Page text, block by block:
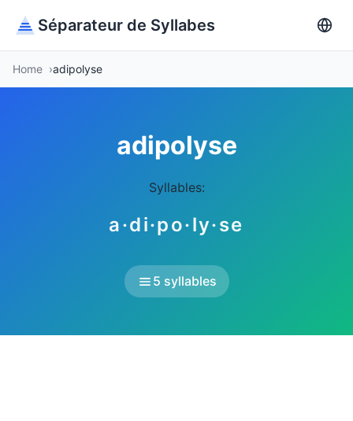
Séparateur de Syllabes
Home adipolyse
adipolyse
Syllables:
a·di·po·ly·se
5 syllables